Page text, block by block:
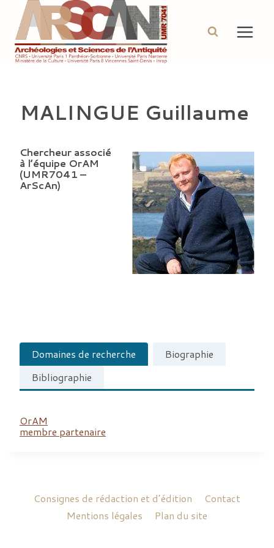
contenu
MALINGUE Guillaume
Chercheur associé
à l’équipe OrAM
(UMR7041 –
ArScAn)
Domaines de recherche
Biographie
Bibliographie
OrAM
membre partenaire
Consignes de rédaction et d’édition
Contact
Mentions légales
Plan du site